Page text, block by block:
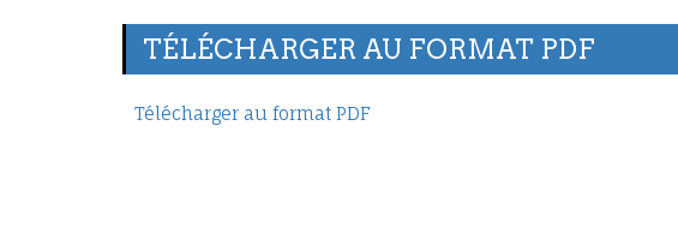
TÉLÉCHARGER AU FORMAT PDF
Télécharger au format PDF